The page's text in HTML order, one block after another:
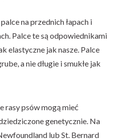
na przednich łapach i
Palce te są odpowiednikami
elastyczne jak nasze. Palce
a nie długie i smukłe jak
rasy psów mogą mieć
genetycznie. Na
lub St. Bernard